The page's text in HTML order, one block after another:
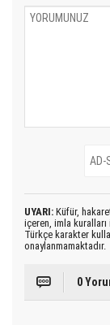
UYARI: Küfür,
içeren, imla kuralları
Türkçe karakter
onaylanmamaktadır.
0